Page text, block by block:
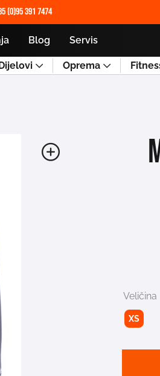
(0)95 391 7474
Blog Servis
Oprema
Veličina
XS